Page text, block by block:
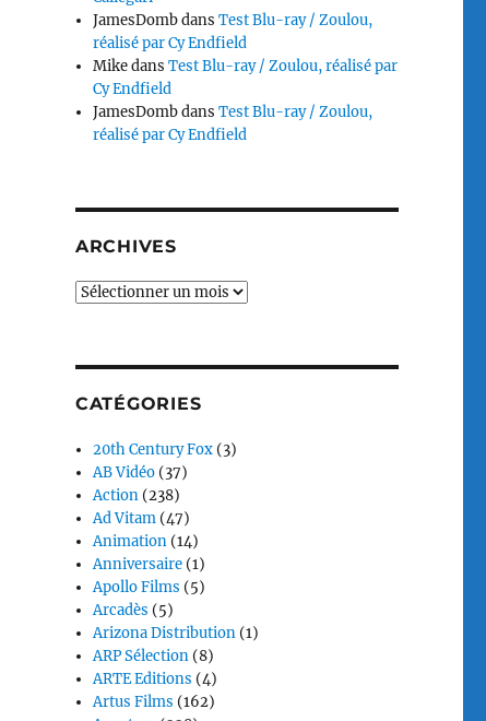
JamesDombdansTest Blu-ray / Zoulou,
réalisé par Cy Endfield
MikedansTest Blu-ray / Zoulou, réalisé par
Cy Endfield
JamesDombdansTest Blu-ray / Zoulou,
réalisé par Cy Endfield
ARCHIVES
Archives
CATÉGORIES
20th Century Fox (3)
AB Vidéo (37)
Action (238)
Ad Vitam (47)
Animation (14)
Anniversaire (1)
Apollo Films (5)
Arcadès (5)
Arizona Distribution (1)
ARP Sélection (8)
ARTE Editions (4)
Artus Films (162)